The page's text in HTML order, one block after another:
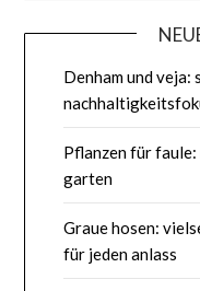
Denham und
Pflanzen für
garten
Graue hosen:
für jeden anlass